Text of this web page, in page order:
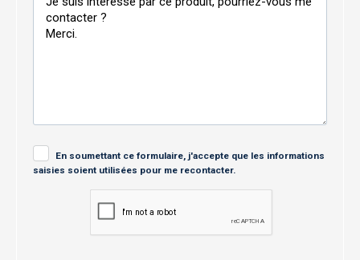
En soumettant ce formulaire, j'accepte que les informations
saisies soient utilisées pour me recontacter.